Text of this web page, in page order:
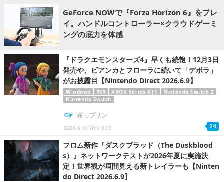
GeForce NOWで『Forza Horizon 6』をプレ
イ。ハンドルコントローラー×クラウドゲーミ
ングの底力を体感
『ドラクエモンスターズ4』早くも続報！12月3日
発売や、ビアンカとフローラに続いて「デボラ」
がお披露目【Nintendo Direct 2026.6.9】
Windows PS5 XBOX Series X|S
Nintendo Switch 2
Nintendo Switch
2026.6.10 Wed 0:03
茶っプリン
24
フロム新作『ダスクブラッド（The Duskblood
s）』ネットワークテストが2026年夏に実施決
定！世界観が垣間見える新トレイラーも【Ninten
do Direct 2026.6.9】